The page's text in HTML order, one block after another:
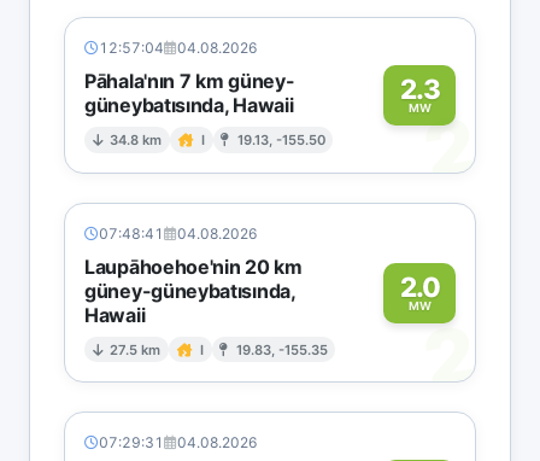
12:57:04 04.08.2026
Pāhala'nın 7 km güney-
güneybatısında, Hawaii
34.8 km I 19.13, -155.50
2.3
MW
2
07:48:41 04.08.2026
Laupāhoehoe'nin 20 km
güney-güneybatısında,
Hawaii
27.5 km I 19.83, -155.35
2.0
MW
2
07:29:31 04.08.2026